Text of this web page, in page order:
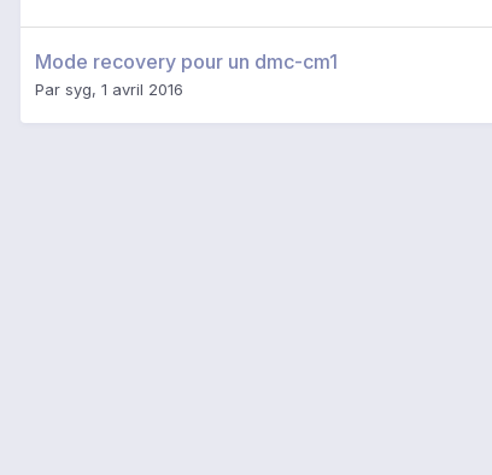
Mode recovery pour un dmc-cm1
Par syg, 1 avril 2016